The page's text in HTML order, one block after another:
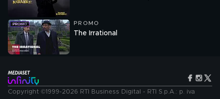
PROMO
The Irrational
Copyright ©1999-2026 RTI Business Digital - RTI S.p.A.: p. iva